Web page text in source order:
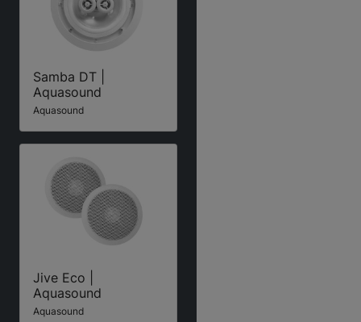
Samba DT |
Aquasound
Aquasound
Jive Eco |
Aquasound
Aquasound